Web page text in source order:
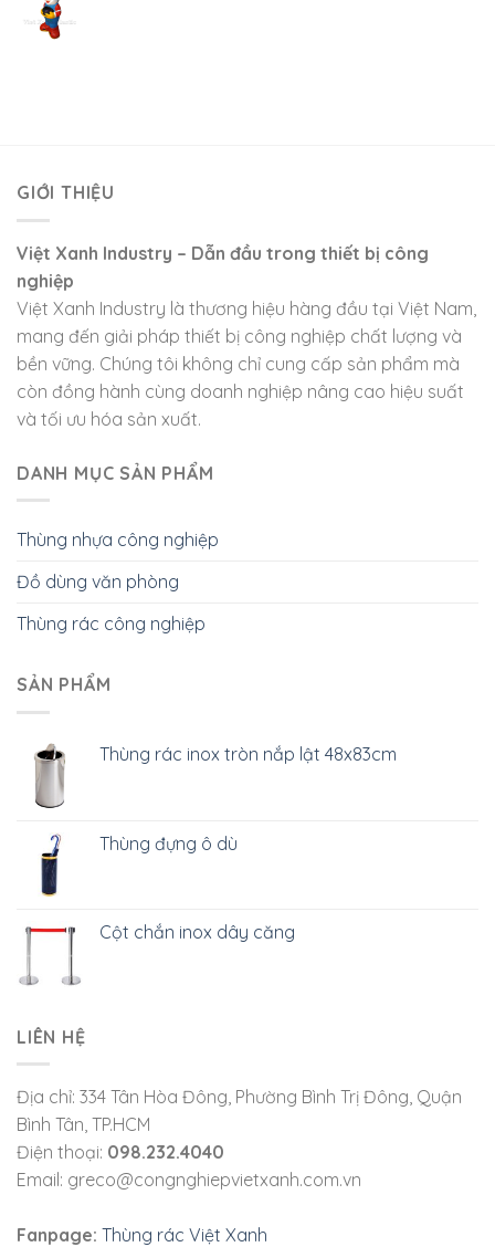
GIỚI THIỆU
Việt Xanh Industry – Dẫn đầu trong thiết bị công
nghiệp
Việt Xanh Industry là thương hiệu hàng đầu tại Việt Nam,
mang đến giải pháp thiết bị công nghiệp chất lượng và
bền vững. Chúng tôi không chỉ cung cấp sản phẩm mà
còn đồng hành cùng doanh nghiệp nâng cao hiệu suất
và tối ưu hóa sản xuất.
DANH MỤC SẢN PHẨM
Thùng nhựa công nghiệp
Đồ dùng văn phòng
Thùng rác công nghiệp
SẢN PHẨM
Thùng rác inox tròn nắp lật 48x83cm
Thùng đựng ô dù
Cột chắn inox dây căng
LIÊN HỆ
Địa chỉ: 334 Tân Hòa Đông, Phường Bình Trị Đông, Quận
Bình Tân, TP.HCM
Điện thoại: 098.232.4040
Email: greco@congnghiepvietxanh.com.vn
Fanpage: Thùng rác Việt Xanh